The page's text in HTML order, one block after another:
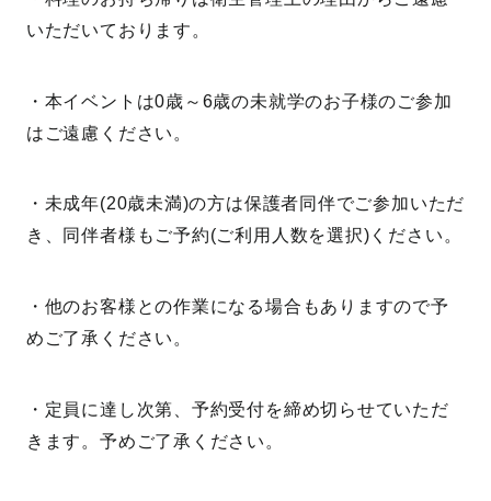
いただいております。
・本イベントは0歳～6歳の未就学のお子様のご参加
はご遠慮ください。
・未成年(20歳未満)の方は保護者同伴でご参加いただ
き、同伴者様もご予約(ご利用人数を選択)ください。
・他のお客様との作業になる場合もありますので予
めご了承ください。
・定員に達し次第、予約受付を締め切らせていただ
きます。予めご了承ください。